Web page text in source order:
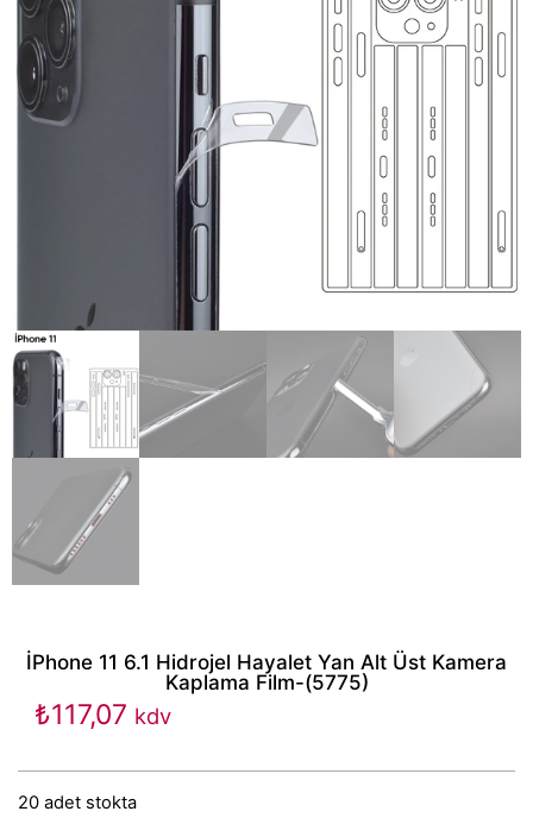
İPhone 11 6.1 Hidrojel Hayalet Yan Alt Üst Kamera
Kaplama Film-(5775)
₺117,07 kdv
20 adet stokta